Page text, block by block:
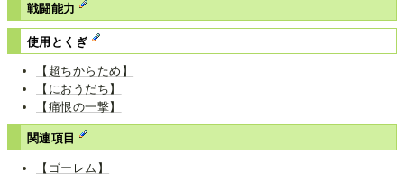
戦闘能力
使用とくぎ
【超ちからため】
【におうだち】
【痛恨の一撃】
関連項目
【ゴーレム】